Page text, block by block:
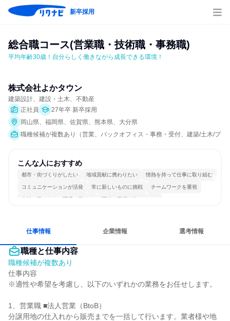
新卒採用
総合職コース(営業職・技術職・事務職)
平均年齢30歳！自分らしく働きながら成長できる環境！
株式会社よかタウン
建築設計、建設・土木、不動産
正社員
27年卒 新卒採用
岡山県、福岡県、佐賀県、熊本県、大分県
職種候補が複数あり（営業、バックオフィス・事務・受付、建築/土木/プラ
こんな人におすすめ
都市・街づくりがしたい 地域貢献に携わりたい 情熱を持って仕事に取り組む
コミュニケーションが活発 常に新しいものに挑戦 チームワークを重視
女性が働きやすい環境で働ける 明確な目標を追いかける
仕事情報 企業情報 選考情報
職種と仕事内容
職種候補が複数あり
仕事内容
※適性や希望を考慮し、以下のいずれかの業務をお任せします。
1、営業職 ■法人営業（BtoB）
分譲用地の仕入れから販売までを一括して行います。業者様や地